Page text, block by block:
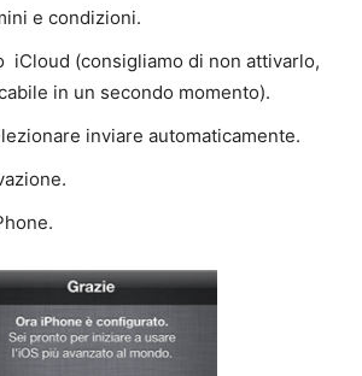
e condizioni.
iCloud (consigliamo di non attivarlo,
in un secondo momento).
inviare automaticamente.